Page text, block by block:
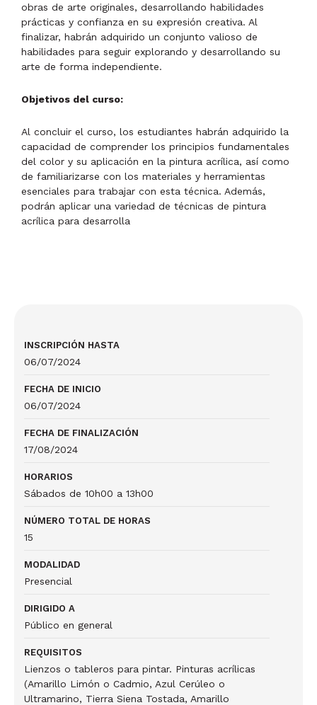
obras de arte originales, desarrollando habilidades
prácticas y confianza en su expresión creativa. Al
finalizar, habrán adquirido un conjunto valioso de
habilidades para seguir explorando y desarrollando su
arte de forma independiente.
Objetivos del curso:
Al concluir el curso, los estudiantes habrán adquirido la
capacidad de comprender los principios fundamentales
del color y su aplicación en la pintura acrílica, así como
de familiarizarse con los materiales y herramientas
esenciales para trabajar con esta técnica. Además,
podrán aplicar una variedad de técnicas de pintura
acrílica para desarrolla
INSCRIPCIÓN HASTA
06/07/2024
FECHA DE INICIO
06/07/2024
FECHA DE FINALIZACIÓN
17/08/2024
HORARIOS
Sábados de 10h00 a 13h00
NÚMERO TOTAL DE HORAS
15
MODALIDAD
Presencial
DIRIGIDO A
Público en general
REQUISITOS
Lienzos o tableros para pintar. Pinturas acrílicas
(Amarillo Limón o Cadmio, Azul Cerúleo o
Ultramarino, Tierra Siena Tostada, Amarillo